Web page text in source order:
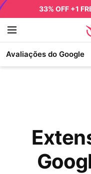
33% OFF +1
Avaliações do Google